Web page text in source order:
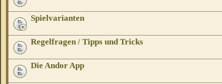
Spielvarianten
Regelfragen / Tipps und Tricks
Die Andor App